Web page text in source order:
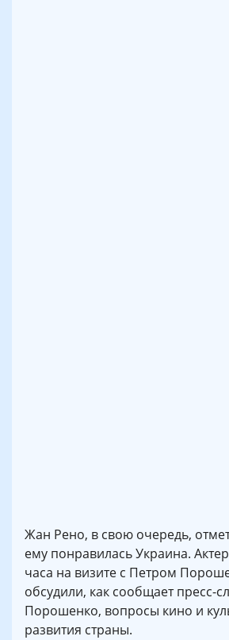
Жан Рено, в свою очередь,
ему понравилась Украина.
часа на визите с Петром
обсудили, как сообщает пресс-
Порошенко, вопросы кино и
развития страны.